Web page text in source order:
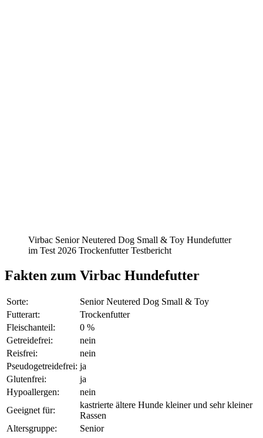
Virbac Senior Neutered Dog Small & Toy Hundefutter
im Test 2026 Trockenfutter Testbericht
Fakten zum Virbac Hundefutter
Sorte:
Senior Neutered Dog Small & Toy
Futterart:
Trockenfutter
Fleischanteil:
0 %
Getreidefrei:
nein
Reisfrei:
nein
Pseudogetreidefrei: ja
Glutenfrei:
ja
Hypoallergen:
nein
Geeignet für:
kastrierte ältere Hunde kleiner und sehr kleiner
Rassen
Altersgruppe:
Senior